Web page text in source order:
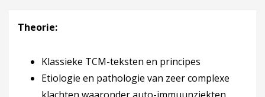
Theorie:
Klassieke TCM-teksten en principes
Etiologie en pathologie van zeer complexe